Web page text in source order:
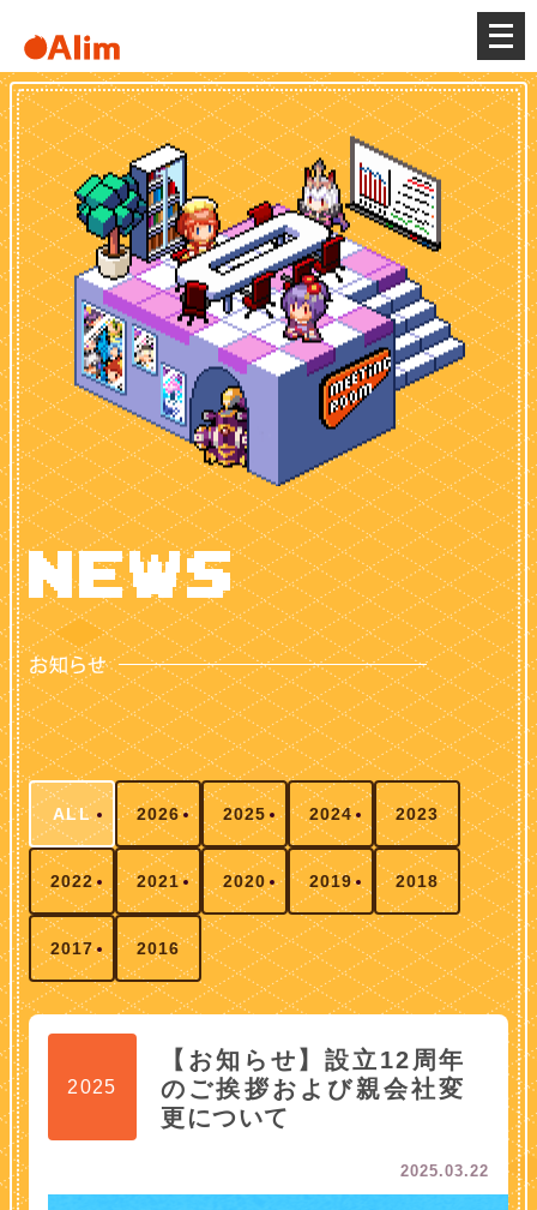
メ
ニ
ュ
ー
を
開
く
ALL 2026 2025 2024 2023
2022 2021 2020 2019 2018
2017 2016
2025
【お知らせ】設立12周年
のご挨拶および親会社変
更について
2025.03.22